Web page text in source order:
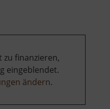
zu finanzieren,
eingeblendet.
ändern.